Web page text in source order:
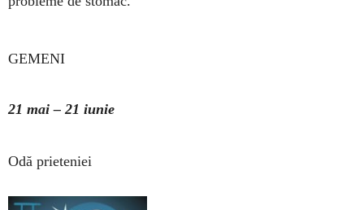
GEMENI
21 mai – 21 iunie
Odă prieteniei